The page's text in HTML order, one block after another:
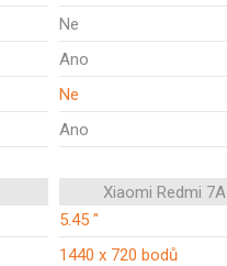
Ne
Ano
Ne
Ano
Xiaomi Redmi 7A
5.45 "
1440 x 720 bodů